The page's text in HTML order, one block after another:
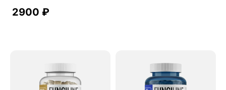
Пробиотики Психобиом
Расторопша
СДВГ
2900 ₽